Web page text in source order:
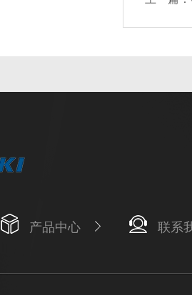
产品中心 联系